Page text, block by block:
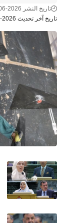
تاريخ آخر تحديث 2026-06-06 3:10 مساءً
تاريخ النشر 2026-06-06